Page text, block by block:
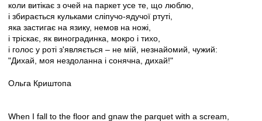
коли витікає з очей на паркет усе те, що люблю,
і збирається кульками сліпучо-ядучої ртуті,
яка застигає на язику, немов на ножі,
і тріскає, як виноградинка, мокро і тихо,
і голос у роті з'являється – не мій, незнайомий, чужий:
"Дихай, моя нездоланна і сонячна, дихай!"
Ольга Криштопа
When I fall to the floor and gnaw the parquet with a scream,